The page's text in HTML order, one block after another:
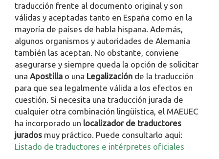
traducción frente al documento original y son
válidas y aceptadas tanto en España como en la
mayoría de países de habla hispana. Además,
algunos organismos y autoridades de Alemania
también las aceptan. No obstante, conviene
asegurarse y siempre queda la opción de solicitar
una Apostilla o una Legalización de la traducción
para que sea legalmente válida a los efectos en
cuestión. Si necesita una traducción jurada de
cualquier otra combinación lingüística, el MAEUEC
ha incorporado un localizador de traductores
jurados muy práctico. Puede consultarlo aquí:
Listado de traductores e intérpretes oficiales